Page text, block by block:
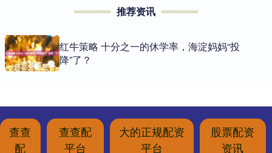
推荐资讯
红牛策略 十分之一的休学率，海淀妈妈“投
降”了？
查查
配
查查配
平台
大的正规配资
平台
股票配资
资讯